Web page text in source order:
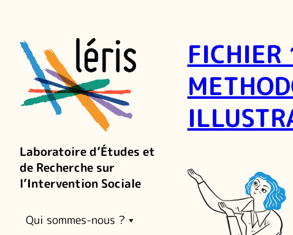
Laboratoire d’Études et
de Recherche sur
l’Intervention Sociale
Qui sommes-nous ?